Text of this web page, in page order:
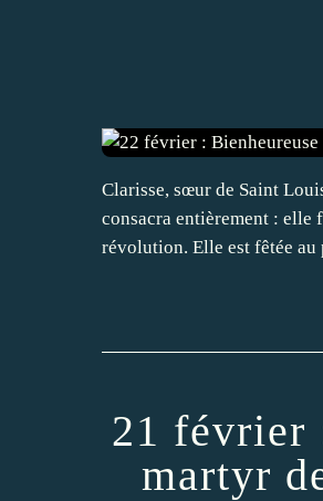
Clarisse, sœur de Saint
consacra entièrement : elle
révolution. Elle est fêtée au
21 février
martyr